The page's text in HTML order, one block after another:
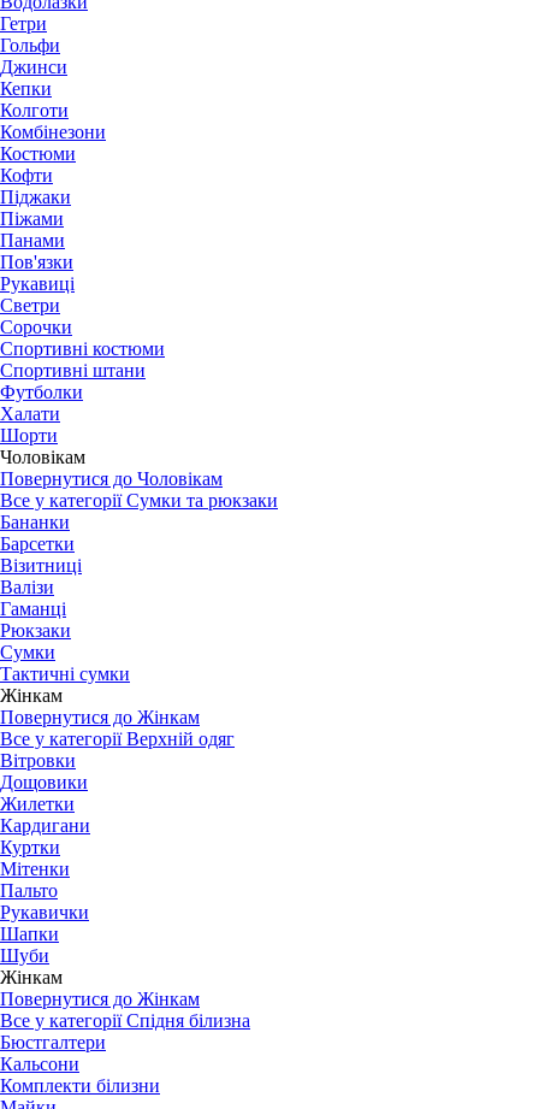
Гетри
Гольфи
Джинси
Кепки
Колготи
Комбінезони
Костюми
Кофти
Піджаки
Піжами
Панами
Пов'язки
Рукавиці
Светри
Сорочки
Спортивні костюми
Спортивні штани
Футболки
Халати
Шорти
Чоловікам
Повернутися до Чоловікам
Все у категорії Сумки та рюкзаки
Бананки
Барсетки
Візитниці
Валізи
Гаманці
Рюкзаки
Сумки
Тактичні сумки
Жінкам
Повернутися до Жінкам
Все у категорії Верхній одяг
Вітровки
Дощовики
Жилетки
Кардигани
Куртки
Мітенки
Пальто
Рукавички
Шапки
Шуби
Жінкам
Повернутися до Жінкам
Все у категорії Спідня білизна
Бюстгалтери
Кальсони
Комплекти білизни